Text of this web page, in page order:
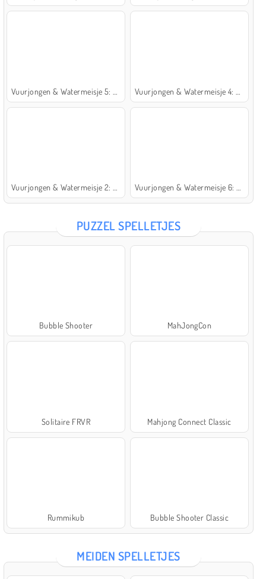
PUZZEL SPELLETJES
Bubble Shooter MahJongCon
Solitaire FRVR Mahjong Connect Classic
Rummikub Bubble Shooter Classic
MEIDEN SPELLETJES